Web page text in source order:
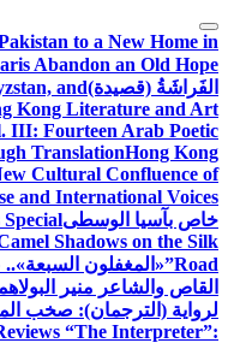
التجاوز
إلى
المحتوى
to a New Home in
Abandon an Old Hope
الفَراشَةُ (قصيدة)and
Kong Literature and Art
III: Fourteen Arab Poetic
TranslationHong Kong
Cultural Confluence of
and International Voices
خاص بآسيا الوسطى
Shadows on the Silk
Road” «المغفلون السبعة»..
القاص والشاعر منير
لرواية (الترجمان): صخب
“The Interpreter”: